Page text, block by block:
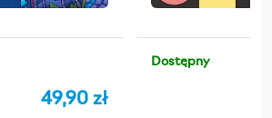
49,90 zł
Dostępny